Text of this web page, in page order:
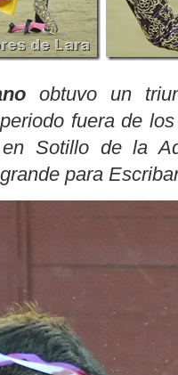
obtuvo un
fuera de
Sotillo de la
para